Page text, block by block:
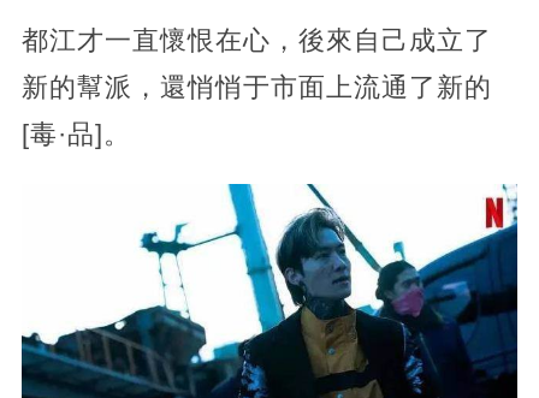
‍都江才一直懷恨在心，後來自己成立了
新的幫派，還悄悄于市面上流通了新的
[毒·品]。